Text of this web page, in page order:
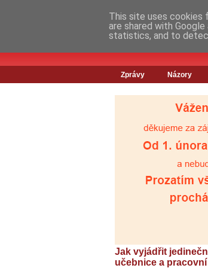
Zprávy Názory
Jak vyjádřit
učebnice a
This site uses cookies
are shared with
statistics, and to